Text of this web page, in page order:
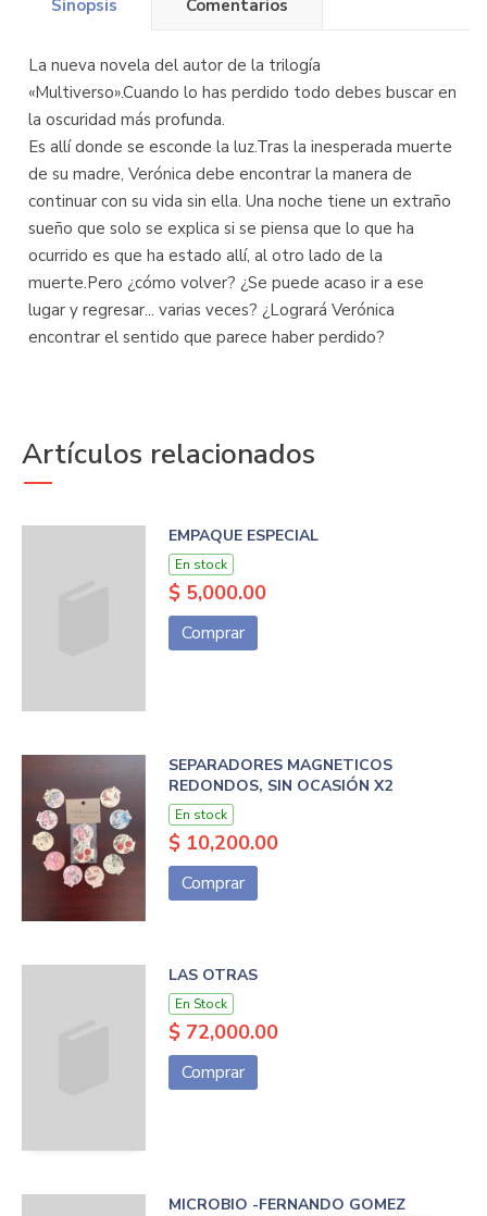
Sinopsis Comentarios
La nueva novela del autor de la trilogía
«Multiverso».Cuando lo has perdido todo debes buscar en
la oscuridad más profunda.
Es allí donde se esconde la luz.Tras la inesperada muerte
de su madre, Verónica debe encontrar la manera de
continuar con su vida sin ella. Una noche tiene un extraño
sueño que solo se explica si se piensa que lo que ha
ocurrido es que ha estado allí, al otro lado de la
muerte.Pero ¿cómo volver? ¿Se puede acaso ir a ese
lugar y regresar... varias veces? ¿Logrará Verónica
encontrar el sentido que parece haber perdido?
Artículos relacionados
EMPAQUE ESPECIAL
En stock
$ 5,000.00
Comprar
SEPARADORES MAGNETICOS
REDONDOS, SIN OCASIÓN X2
En stock
$ 10,200.00
Comprar
LAS OTRAS
En Stock
$ 72,000.00
Comprar
MICROBIO -FERNANDO GOMEZ